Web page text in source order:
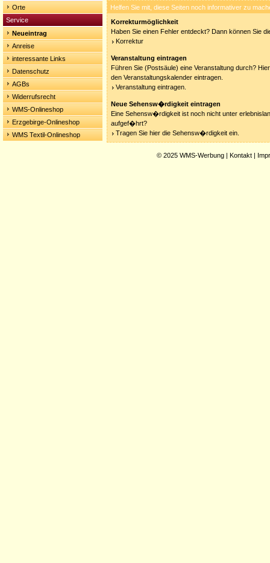
Orte
Service
Neueintrag
Anreise
interessante Links
Datenschutz
AGBs
Widerrufsrecht
WMS-Onlineshop
Erzgebirge-Onlineshop
WMS Textil-Onlineshop
Helfen Sie mit, diese Seiten noch informativer zu
Korrekturmöglichkeit
Haben Sie einen Fehler entdeckt? Dann können Sie
Korrektur
Veranstaltung eintragen
Führen Sie (Postsäule) eine Veranstaltung durch?
den Veranstaltungskalender eintragen.
Veranstaltung eintragen.
Neue Sehensw�rdigkeit eintragen
Eine Sehensw�rdigkeit ist noch nicht unter
aufgef�hrt?
Tragen Sie hier die Sehensw�rdigkeit ein.
© 2025 WMS-Werbung | Kontakt |